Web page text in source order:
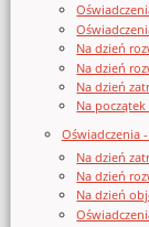
Na dzień
Na dzień
Na dzień
Na
Oświadczenia
Na dzień
Na dzień
Na dzień